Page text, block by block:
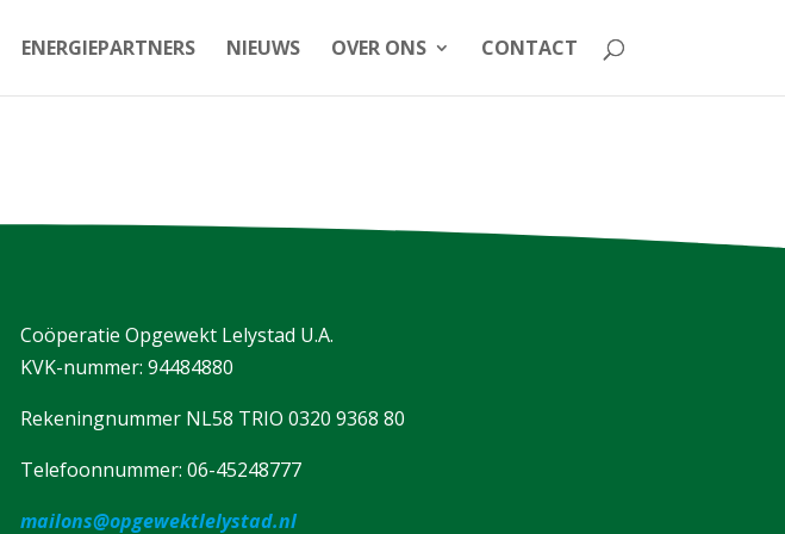
ENERGIEPARTNERS NIEUWS OVER ONS CONTACT
Coöperatie Opgewekt Lelystad U.A.
KVK-nummer: 94484880
Rekeningnummer NL58 TRIO 0320 9368 80
Telefoonnummer: 06-45248777
mailons@opgewektlelystad.nl